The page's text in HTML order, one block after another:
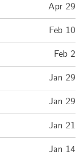
Apr 29
Feb 10
Feb 2
Jan 29
Jan 29
Jan 21
Jan 14